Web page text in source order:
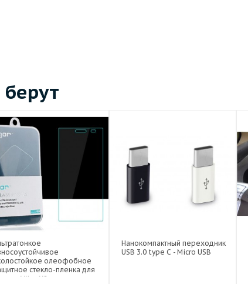
олеофобное
стекло-пленка для
Vibe X2
Нанокомпактный переходник
USB 3.0 type C - Micro USB